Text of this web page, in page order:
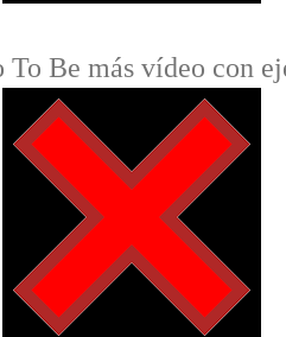
To Be más vídeo con